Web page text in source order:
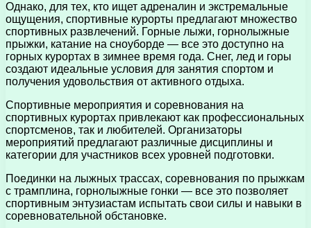
Однако, для тех, кто ищет адреналин и экстремальные
ощущения, спортивные курорты предлагают множество
спортивных развлечений. Горные лыжи, горнолыжные
прыжки, катание на сноуборде — все это доступно на
горных курортах в зимнее время года. Снег, лед и горы
создают идеальные условия для занятия спортом и
получения удовольствия от активного отдыха.
Спортивные мероприятия и соревнования на
спортивных курортах привлекают как профессиональных
спортсменов, так и любителей. Организаторы
мероприятий предлагают различные дисциплины и
категории для участников всех уровней подготовки.
Поединки на лыжных трассах, соревнования по прыжкам
с трамплина, горнолыжные гонки — все это позволяет
спортивным энтузиастам испытать свои силы и навыки в
соревновательной обстановке.